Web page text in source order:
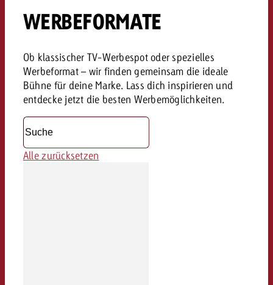
WERBEFORMATE
Ob klassischer TV-Werbespot oder spezielles
Werbeformat – wir finden gemeinsam die ideale
Bühne für deine Marke. Lass dich inspirieren und
entdecke jetzt die besten Werbemöglichkeiten.
Alle zurücksetzen